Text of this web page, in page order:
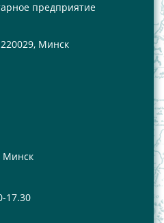
предприятие
Минск
Минск
17.30